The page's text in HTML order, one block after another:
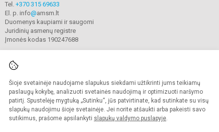
Šioje svetainėje naudojame slapukus siekdami užtikrinti jums teikiamų
paslaugų kokybę, analizuoti svetainės naudojimą ir optimizuoti naršymo
patirtį. Spustelėję mygtuką „Sutinku“, jūs patvirtinate, kad sutinkate su visų
slapukų naudojimu šioje svetainėje. Jei norite atšaukti arba pakeisti savo
sutikimus, prašome apsilankyti slapukų valdymo puslapyje.
Tel. +370 315 69633
El. p. info@amsm.lt
Duomenys kaupiami ir saugomi
Juridinių asmenų registre
Įmonės kodas 190247688
© 2020. Alytaus r. meno ir sporto mokykla. Visos teisės saugomos.
Kopijuoti turinį be raštiško mokyklos sutikimo griežtai draudžiama.
Prieinamumo paraiška Slapukų valdymas
Sumanus būdas atnaujinti